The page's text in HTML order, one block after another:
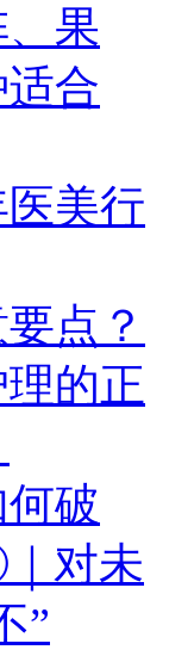
果
合
医美行
点？
的正
何破
对未
”